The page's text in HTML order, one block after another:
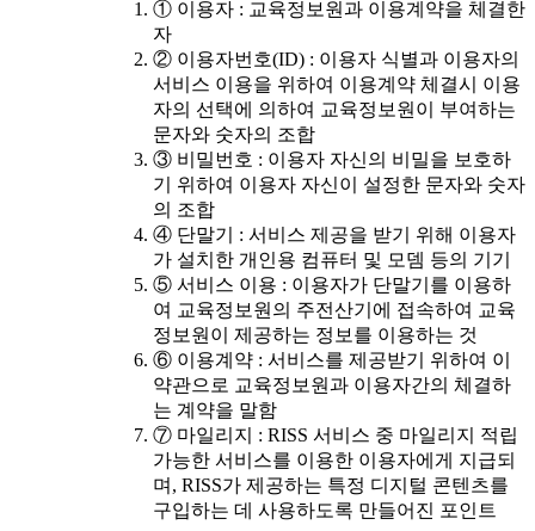
① 이용자 : 교육정보원과 이용계약을 체결한
자
② 이용자번호(ID) : 이용자 식별과 이용자의
서비스 이용을 위하여 이용계약 체결시 이용
자의 선택에 의하여 교육정보원이 부여하는
문자와 숫자의 조합
③ 비밀번호 : 이용자 자신의 비밀을 보호하
기 위하여 이용자 자신이 설정한 문자와 숫자
의 조합
④ 단말기 : 서비스 제공을 받기 위해 이용자
가 설치한 개인용 컴퓨터 및 모뎀 등의 기기
⑤ 서비스 이용 : 이용자가 단말기를 이용하
여 교육정보원의 주전산기에 접속하여 교육
정보원이 제공하는 정보를 이용하는 것
⑥ 이용계약 : 서비스를 제공받기 위하여 이
약관으로 교육정보원과 이용자간의 체결하
는 계약을 말함
⑦ 마일리지 : RISS 서비스 중 마일리지 적립
가능한 서비스를 이용한 이용자에게 지급되
며, RISS가 제공하는 특정 디지털 콘텐츠를
구입하는 데 사용하도록 만들어진 포인트